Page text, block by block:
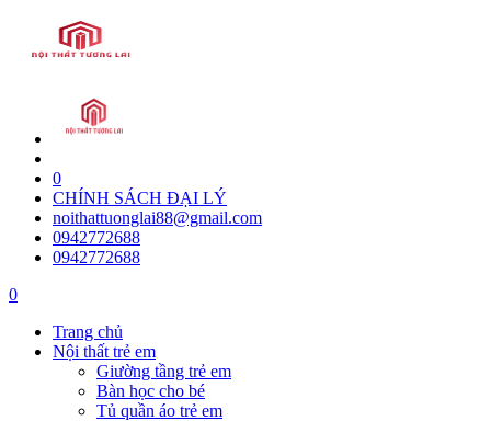
0
CHÍNH SÁCH ĐẠI LÝ
noithattuonglai88@gmail.com
0942772688
0942772688
0
Trang chủ
Nội thất trẻ em
Giường tầng trẻ em
Bàn học cho bé
Tủ quần áo trẻ em